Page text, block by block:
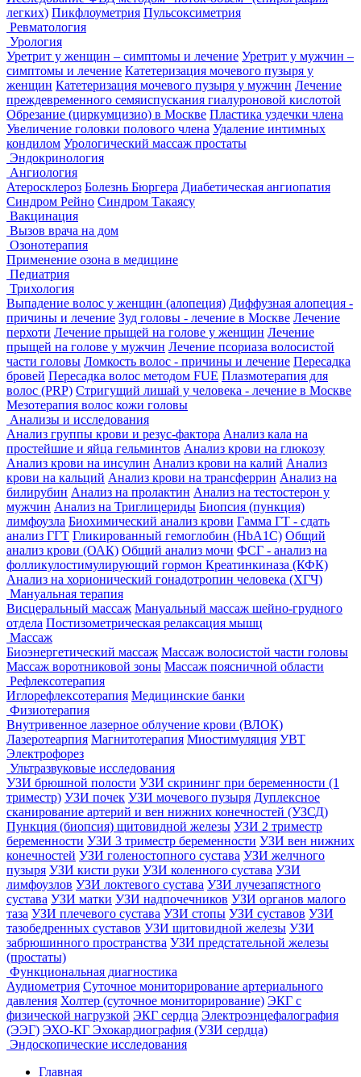
легких) Пикфлоуметрия Пульсоксиметрия
Ревматология
Урология
Уретрит у женщин – симптомы и лечение Уретрит у мужчин –
симптомы и лечение Катетеризация мочевого пузыря у
женщин Катетеризация мочевого пузыря у мужчин Лечение
преждевременного семяиспускания гиалуроновой кислотой
Обрезание (циркумцизио) в Москве Пластика уздечки члена
Увеличение головки полового члена Удаление интимных
кондилом Урологический массаж простаты
Эндокринология
Ангиология
Атеросклероз Болезнь Бюргера Диабетическая ангиопатия
Синдром Рейно Синдром Такаясу
Вакцинация
Вызов врача на дом
Озонотерапия
Применение озона в медицине
Педиатрия
Трихология
Выпадение волос у женщин (алопеция) Диффузная алопеция -
причины и лечение Зуд головы - лечение в Москве Лечение
перхоти Лечение прыщей на голове у женщин Лечение
прыщей на голове у мужчин Лечение псориаза волосистой
части головы Ломкость волос - причины и лечение Пересадка
бровей Пересадка волос методом FUE Плазмотерапия для
волос (PRP) Стригущий лишай у человека - лечение в Москве
Мезотерапия волос кожи головы
Анализы и исследования
Анализ группы крови и резус-фактора Анализ кала на
простейшие и яйца гельминтов Анализ крови на глюкозу
Анализ крови на инсулин Анализ крови на калий Анализ
крови на кальций Анализ крови на трансферрин Анализ на
билирубин Анализ на пролактин Анализ на тестостерон у
мужчин Анализ на Триглицериды Биопсия (пункция)
лимфоузла Биохимический анализ крови Гамма ГТ - сдать
анализ ГГТ Гликированный гемоглобин (HbA1С) Общий
анализ крови (ОАК) Общий анализ мочи ФСГ - анализ на
фолликулостимулирующий гормон Креатинкиназа (КФК)
Анализ на хорионический гонадотропин человека (ХГЧ)
Мануальная терапия
Висцеральный массаж Мануальный массаж шейно-грудного
отдела Постизометрическая релаксация мышц
Массаж
Биоэнергетический массаж Массаж волосистой части головы
Массаж воротниковой зоны Массаж поясничной области
Рефлексотерапия
Иглорефлексотерапия Медицинские банки
Физиотерапия
Внутривенное лазерное облучение крови (ВЛОК)
Лазеротеарпия Магнитотерапия Миостимуляция УВТ
Электрофорез
Ультразвуковые исследования
УЗИ брюшной полости УЗИ скрининг при беременности (1
триместр) УЗИ почек УЗИ мочевого пузыря Дуплексное
сканирование артерий и вен нижних конечностей (УЗСД)
Пункция (биопсия) щитовидной железы УЗИ 2 триместр
беременности УЗИ 3 триместр беременности УЗИ вен нижних
конечностей УЗИ голеностопного сустава УЗИ желчного
пузыря УЗИ кисти руки УЗИ коленного сустава УЗИ
лимфоузлов УЗИ локтевого сустава УЗИ лучезапястного
сустава УЗИ матки УЗИ надпочечников УЗИ органов малого
таза УЗИ плечевого сустава УЗИ стопы УЗИ суставов УЗИ
тазобедренных суставов УЗИ щитовидной железы УЗИ
забрюшинного пространства УЗИ предстательной железы
(простаты)
Функциональная диагностика
Аудиометрия Суточное мониторирование артериального
давления Холтер (суточное мониторирование) ЭКГ с
физической нагрузкой ЭКГ сердца Электроэнцефалография
(ЭЭГ) ЭХО-КГ Эхокардиография (УЗИ сердца)
Эндоскопические исследования
Главная